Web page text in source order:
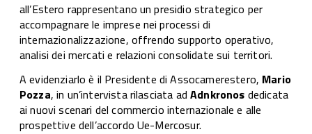
all’Estero rappresentano un presidio strategico per
accompagnare le imprese nei processi di
internazionalizzazione, offrendo supporto operativo,
analisi dei mercati e relazioni consolidate sui territori.
A evidenziarlo è il Presidente di Assocamerestero, Mario
Pozza, in un’intervista rilasciata adAdnkronos dedicata
ai nuovi scenari del commercio internazionale e alle
prospettive dell’accordo Ue-Mercosur.